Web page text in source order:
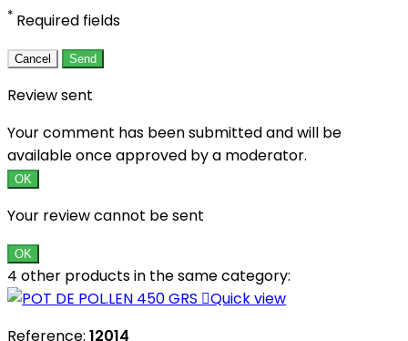
* Required fields
Cancel Send
Review sent
Your comment has been submitted and will be
available once approved by a moderator.
OK
Your review cannot be sent
OK
4 other products in the same category:
Quick view
Reference: 12014